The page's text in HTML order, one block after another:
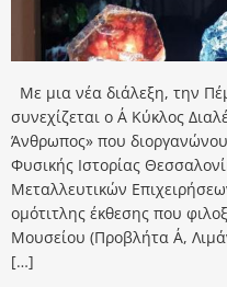
Mε μια νέα διάλεξη, την
συνεχίζεται ο Α΄ Κύκλος
Άνθρωπος» που
Φυσικής Ιστορίας
Μεταλλευτικών
ομότιτλης έκθεσης που
Μουσείου (Προβλήτα Α΄,
[…]